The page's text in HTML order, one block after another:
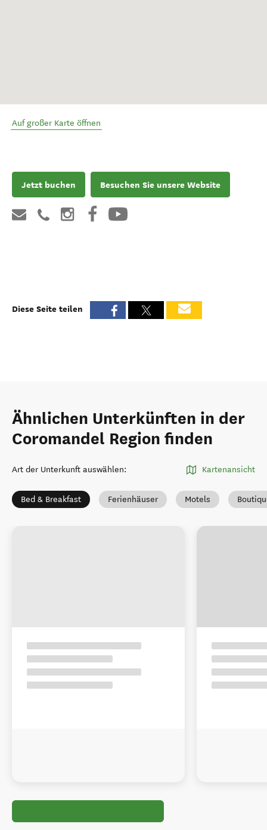
Auf großer Karte öffnen
Jetzt buchen Besuchen Sie unsere Website
Diese Seite teilen
Ähnlichen Unterkünften in der
Coromandel Region finden
Art der Unterkunft auswählen: Kartenansicht
Bed & Breakfast Ferienhäuser Motels